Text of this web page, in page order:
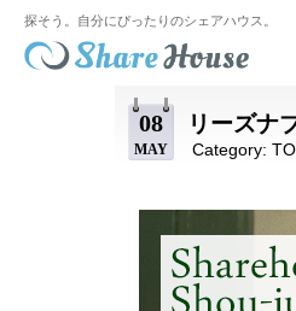
探そう。自分にぴったりのシェアハウス。
08
MAY
リーズナ
Category: